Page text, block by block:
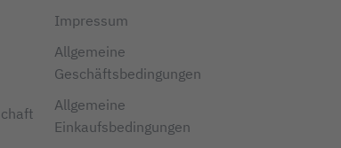
Impressum
Allgemeine
Geschäftsbedingungen
Allgemeine
Einkaufsbedingungen